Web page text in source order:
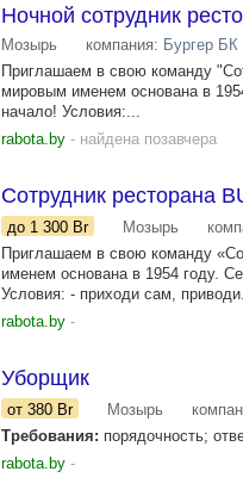
Ночной сотрудник
Мозырь компания: Бургер БК
Приглашаем в свою команду
мировым именем основана в
начало! Условия:...
rabota.by - найдена позавчера
Сотрудник ресторана
до 1 300 Br Мозырь
Приглашаем в свою команду
именем основана в 1954 году.
Условия: - приходи сам,
rabota.by -
Уборщик
от 380 Br Мозырь
Требования: порядочность;
rabota.by -